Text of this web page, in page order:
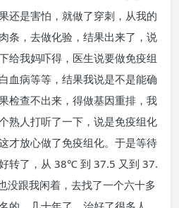
还是害怕，就做了穿刺，从我的
条，去做化验，结果出来了，说
给我妈吓得，医生说要做免疫组
血病等等，结果我说是不是能确
检查不出来，得做基因重排，我
熟人打听了一下，说是免疫组化
才放心做了免疫组化。于是等待
转了，从 38℃ 到 37.5 又到 37.
跟我闲着，去找了一个六十多